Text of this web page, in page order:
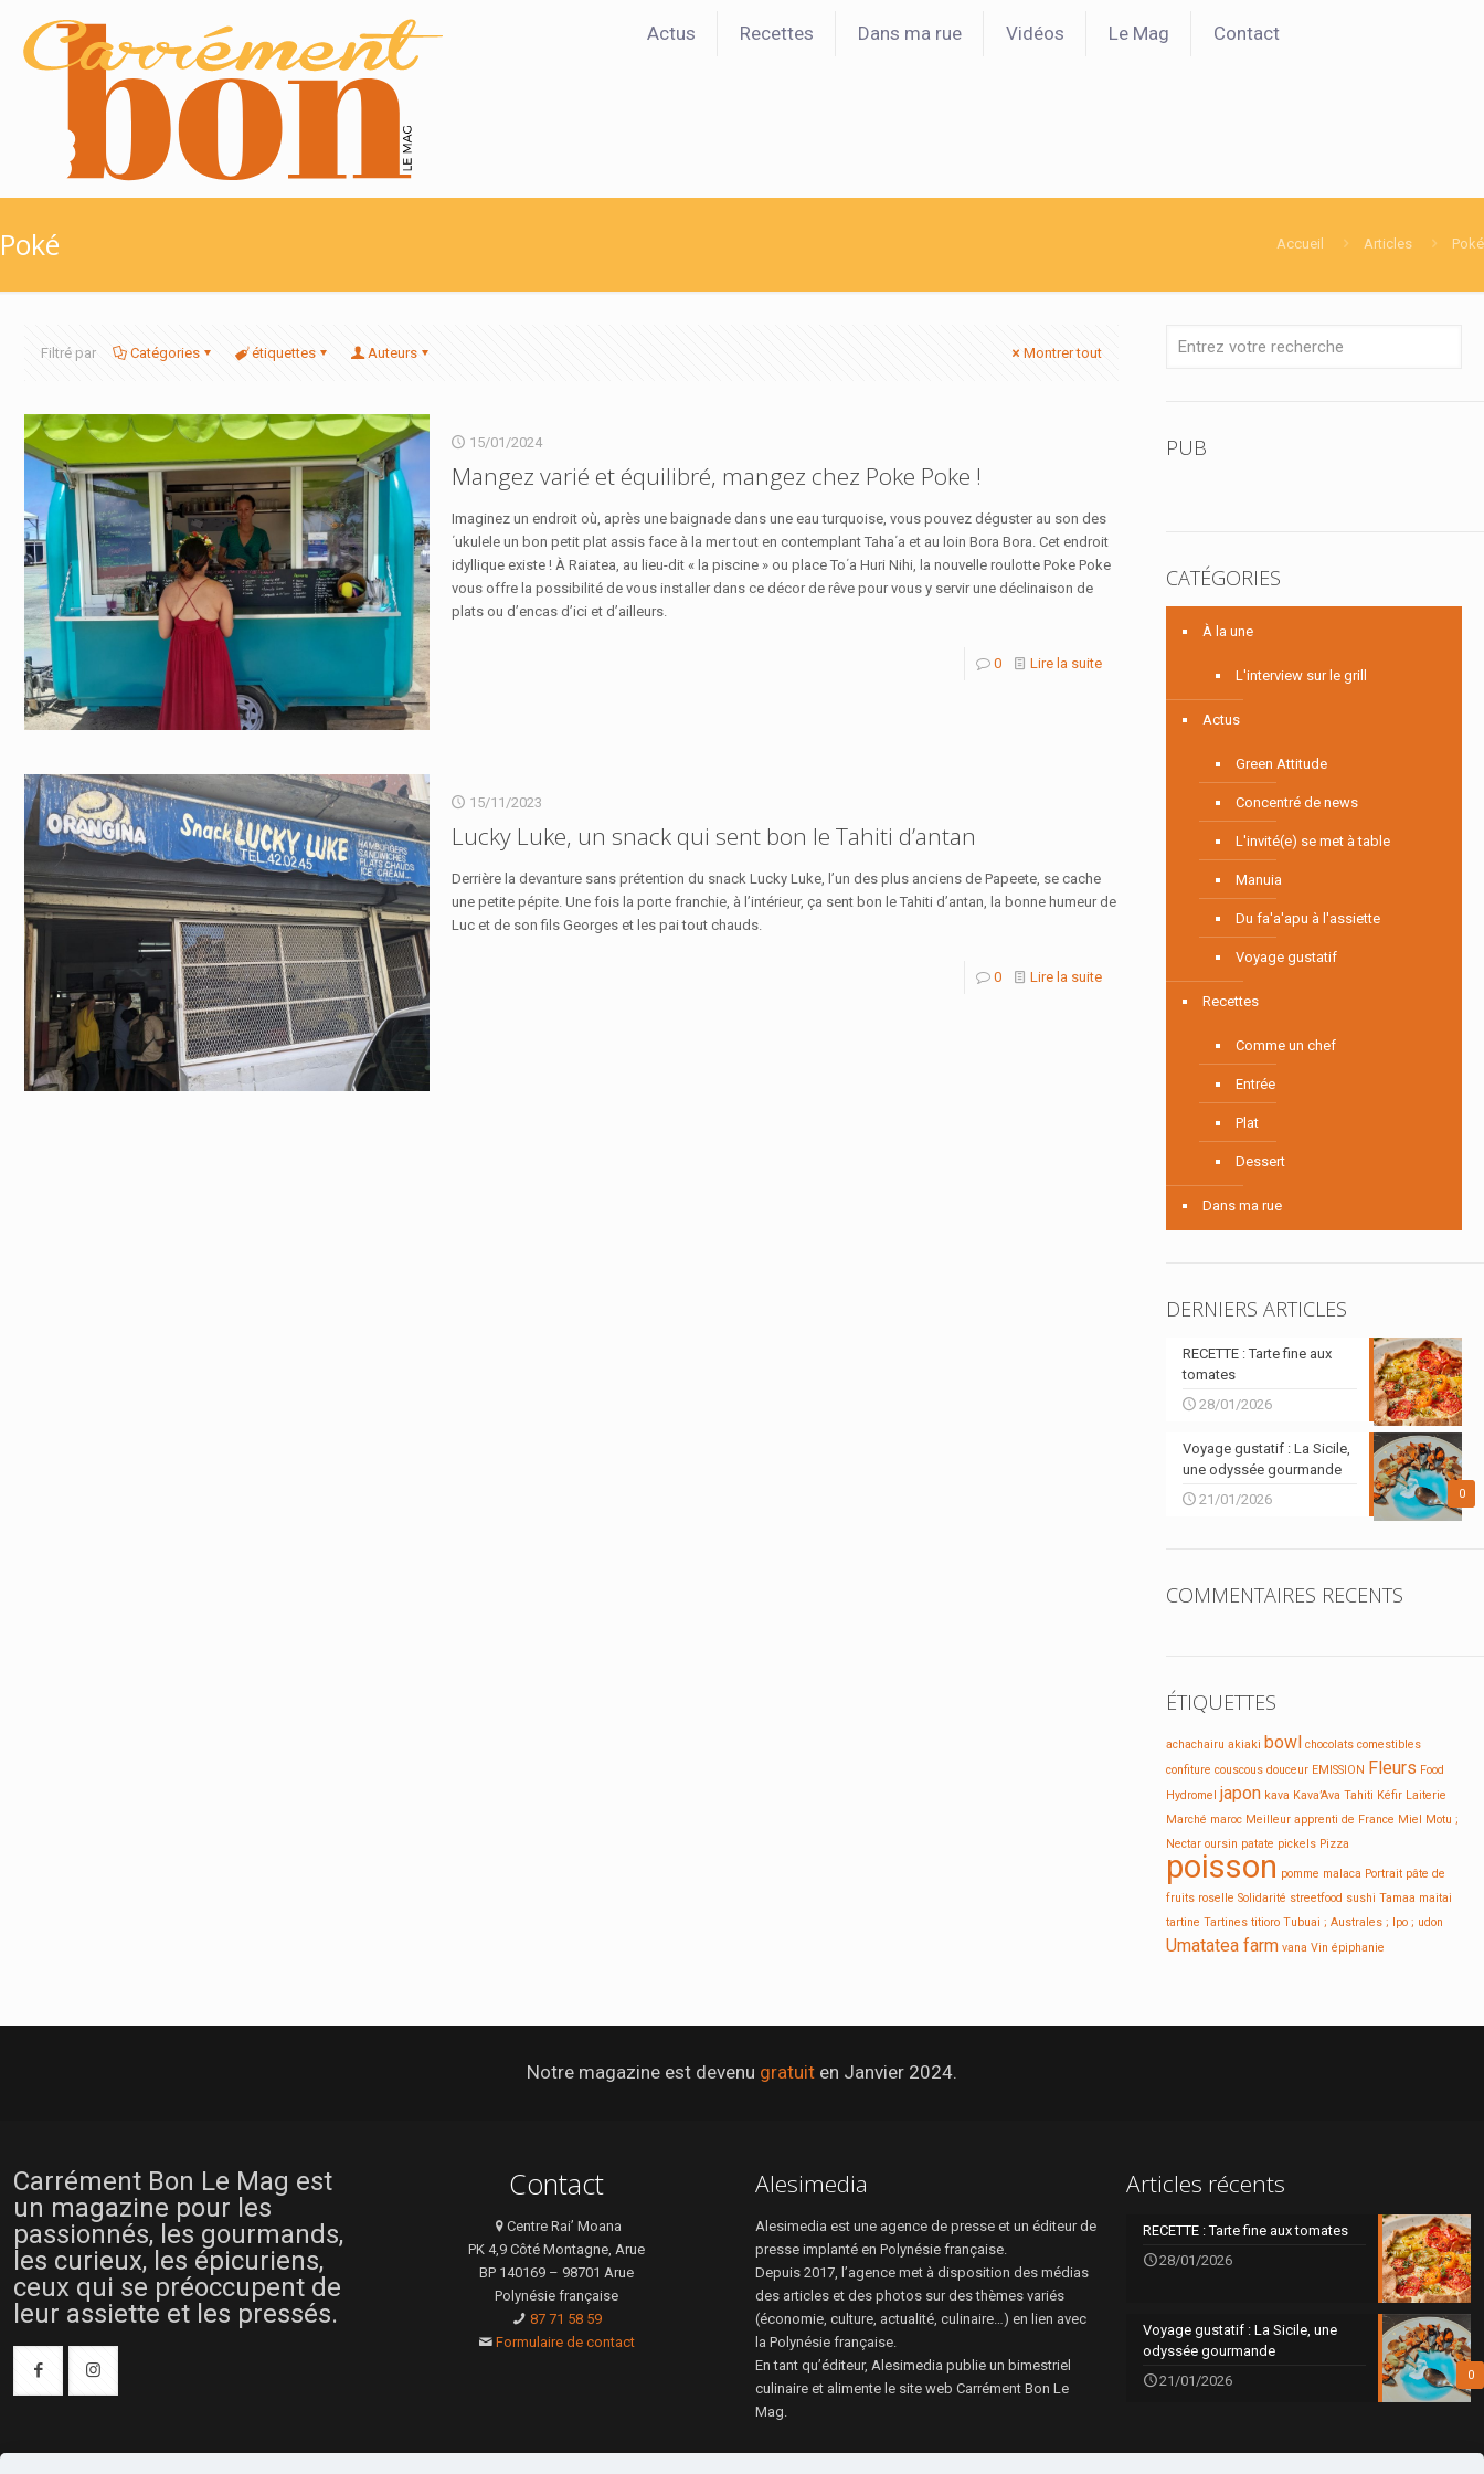
Actus Recettes Dans ma rue Vidéos Le Mag Contact
Poké Accueil Articles Poké
Filtré par Catégories étiquettes Auteurs Montrer tout
15/01/2024
Mangez varié et équilibré, mangez chez Poke Poke !
Imaginez un endroit où, après une baignade dans une eau turquoise, vous pouvez déguster au son des
΄ukulele un bon petit plat assis face à la mer tout en contemplant Taha΄a et au loin Bora Bora. Cet endroit
idyllique existe ! À Raiatea, au lieu-dit « la piscine » ou place To΄a Huri Nihi, la nouvelle roulotte Poke Poke
vous offre la possibilité de vous installer dans ce décor de rêve pour vous y servir une déclinaison de
plats ou d’encas d’ici et d’ailleurs.
0 Lire la suite
15/11/2023
Lucky Luke, un snack qui sent bon le Tahiti d’antan
Derrière la devanture sans prétention du snack Lucky Luke, l’un des plus anciens de Papeete, se cache
une petite pépite. Une fois la porte franchie, à l’intérieur, ça sent bon le Tahiti d’antan, la bonne humeur de
Luc et de son fils Georges et les pai tout chauds.
0 Lire la suite
PUB
CATÉGORIES
À la une
L'interview sur le grill
Actus
Green Attitude
Concentré de news
L'invité(e) se met à table
Manuia
Du fa'a'apu à l'assiette
Voyage gustatif
Recettes
Comme un chef
Entrée
Plat
Dessert
Dans ma rue
DERNIERS ARTICLES
RECETTE : Tarte fine aux
tomates
28/01/2026
0
Voyage gustatif : La Sicile,
une odyssée gourmande
21/01/2026
COMMENTAIRES RECENTS
ÉTIQUETTES
achachairu akiaki bowl chocolats comestibles
confiture couscous douceur EMISSION Fleurs Food
Hydromel japon kava Kava’Ava Tahiti Kéfir Laiterie
Marché maroc Meilleur apprenti de France Miel Motu ;
Nectar oursin patate pickels Pizza
poisson pomme malaca Portrait pâte de
fruits roselle Solidarité streetfood sushi Tamaa maitai
tartine Tartines titioro Tubuai ; Australes ; Ipo ; udon
Umatatea farm vana Vin épiphanie
Notre magazine est devenu gratuit en Janvier 2024.
Carrément Bon Le Mag est
un magazine pour les
passionnés, les gourmands,
les curieux, les épicuriens,
ceux qui se préoccupent de
leur assiette et les pressés.
Contact
Centre Rai’ Moana
PK 4,9 Côté Montagne, Arue
BP 140169 – 98701 Arue
Polynésie française
87 71 58 59
Formulaire de contact
Alesimedia
Alesimedia est une agence de presse et un éditeur de
presse implanté en Polynésie française.
Depuis 2017, l’agence met à disposition des médias
des articles et des photos sur des thèmes variés
(économie, culture, actualité, culinaire…) en lien avec
la Polynésie française.
En tant qu’éditeur, Alesimedia publie un bimestriel
culinaire et alimente le site web Carrément Bon Le
Mag.
Articles récents
RECETTE : Tarte fine aux tomates
28/01/2026
0
Voyage gustatif : La Sicile, une
odyssée gourmande
21/01/2026